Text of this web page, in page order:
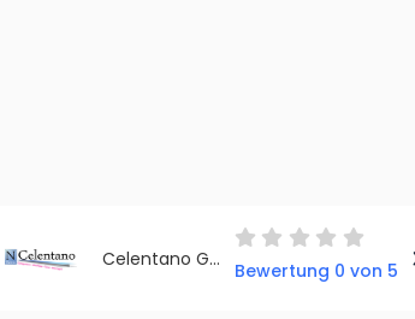
Celentano Garagentore und Haustüren
Bewertung 0 von 5